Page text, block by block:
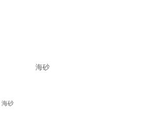
海砂
海砂